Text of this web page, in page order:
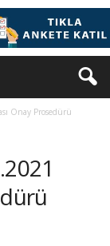
Onay Prosedürü